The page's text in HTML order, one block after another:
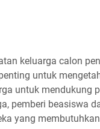
keluarga calon
untuk
untuk mendukung
pemberi beasiswa
yang